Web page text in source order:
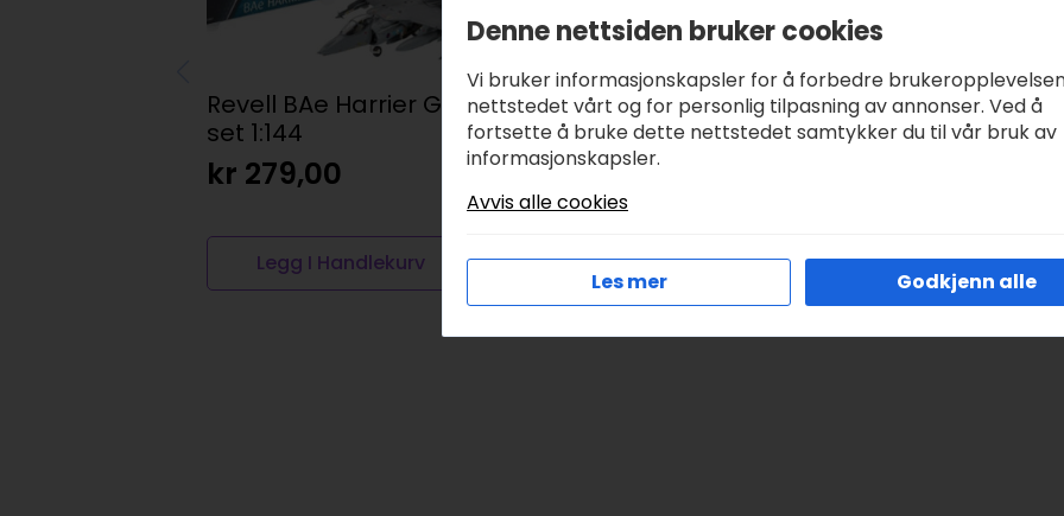
Revell BAe Harrier GR,7
set 1:144
kr 279,00
Legg I Handlekurv
Revell Enamel 14ml –
102 clear matt
kr45,00
Legg I Handlekurv
Vallejo Model Color –
ultramarine
var:
kr 58,00.
er:
kr 39,00.
Legg I Handlekurv
Denne nettsiden bruker cookies
Vi bruker informasjonskapsler for å forbedre
nettstedet vårt og for personlig tilpasning av annonser. Ved å
fortsette å bruke dette nettstedet samtykker du til vår bruk av
informasjonskapsler.
Avvis alle cookies
Les mer Godkjenn alle